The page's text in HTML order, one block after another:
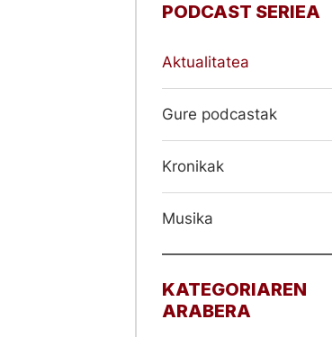
PODCAST SERIEA
Aktualitatea
Gure podcastak
Kronikak
Musika
KATEGORIAREN
ARABERA